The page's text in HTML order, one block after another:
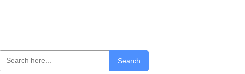
Search